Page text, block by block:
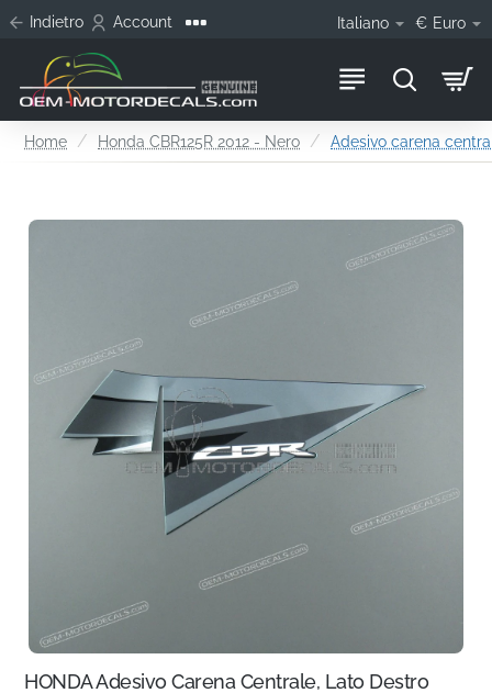
Indietro Account Italiano € Euro
HomehomeHonda CBR125R 2012 - Nero Adesivo carena
HONDA Adesivo Carena Centrale, Lato Destro